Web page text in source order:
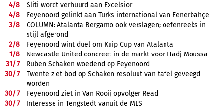
4/8
Sliti wordt verhuurd aan Excelsior
4/8
Feyenoord gelinkt aan Turks international van Fenerbahçe
3/8
COLUMN: Atalanta Bergamo ook verslagen; oefenreeks in
stijl afgerond
2/8
Feyenoord wint duel om Kuip Cup van Atalanta
1/8
Newcastle United concreet in de markt voor Hadj Moussa
31/7
Ruben Schaken woedend op Feyenoord
30/7
Twente ziet bod op Schaken resoluut van tafel geveegd
worden
30/7
Feyenoord ziet in Van Rooij opvolger Read
30/7
Interesse in Tengstedt vanuit de MLS